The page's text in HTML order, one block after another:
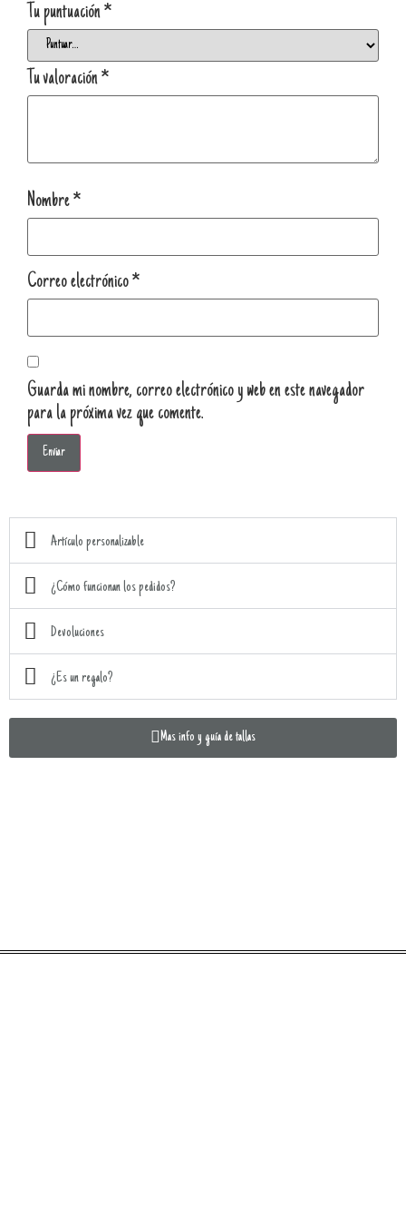
Tu puntuación*
Tu valoración*
Nombre*
Correo electrónico*
Guarda mi nombre, correo electrónico y web en este navegador
para la próxima vez que comente.
Artículo personalizable
¿Cómo funcionan los pedidos?
Devoluciones
¿Es un regalo?
Mas info y guía de tallas